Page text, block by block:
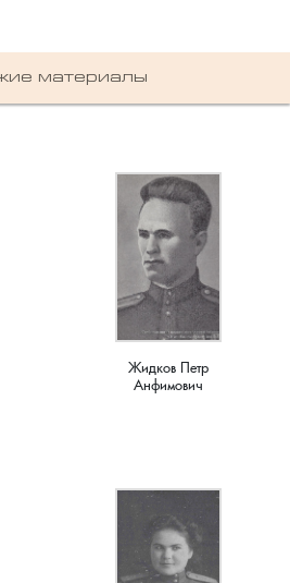
материалы
Жидков Петр
Анфимович